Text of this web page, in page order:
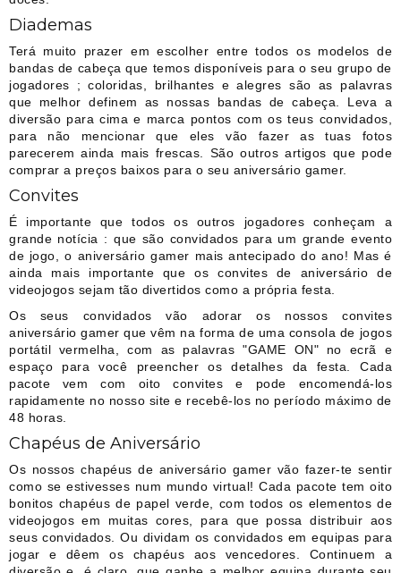
Diademas
Terá muito prazer em escolher entre todos os modelos de
bandas de cabeça que temos disponíveis para o seu grupo de
jogadores ; coloridas, brilhantes e alegres são as palavras
que melhor definem as nossas bandas de cabeça. Leva a
diversão para cima e marca pontos com os teus convidados,
para não mencionar que eles vão fazer as tuas fotos
parecerem ainda mais frescas. São outros artigos que pode
comprar a preços baixos para o seu aniversário gamer.
Convites
É importante que todos os outros jogadores conheçam a
grande notícia : que são convidados para um grande evento
de jogo, o aniversário gamer mais antecipado do ano! Mas é
ainda mais importante que os convites de aniversário de
videojogos sejam tão divertidos como a própria festa.
Os seus convidados vão adorar os nossos convites
aniversário gamer que vêm na forma de uma consola de jogos
portátil vermelha, com as palavras "GAME ON" no ecrã e
espaço para você preencher os detalhes da festa. Cada
pacote vem com oito convites e pode encomendá-los
rapidamente no nosso site e recebê-los no período máximo de
48 horas.
Chapéus de Aniversário
Os nossos chapéus de aniversário gamer vão fazer-te sentir
como se estivesses num mundo virtual! Cada pacote tem oito
bonitos chapéus de papel verde, com todos os elementos de
videojogos em muitas cores, para que possa distribuir aos
seus convidados. Ou dividam os convidados em equipas para
jogar e dêem os chapéus aos vencedores. Continuem a